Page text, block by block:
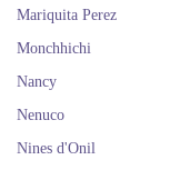
Mariquita Perez
Monchhichi
Nancy
Nenuco
Nines d'Onil